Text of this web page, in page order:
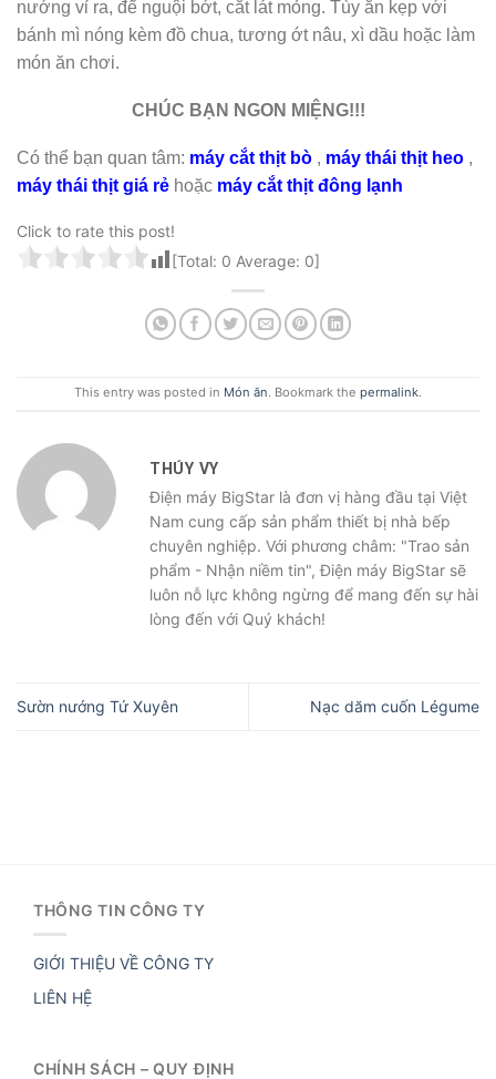
nướng vỉ ra, để nguội bớt, cắt lát mỏng. Tùy ăn kẹp với
bánh mì nóng kèm đồ chua, tương ớt nâu, xì dầu hoặc làm
món ăn chơi.
CHÚC BẠN NGON MIỆNG!!!
Có thể bạn quan tâm: máy cắt thịt bò , máy thái thịt heo ,
máy thái thịt giá rẻ hoặc máy cắt thịt đông lạnh
Click to rate this post!
[Total: 0 Average: 0]
This entry was posted in Món ăn. Bookmark the permalink.
THÚY VY
Điện máy BigStar là đơn vị hàng đầu tại Việt
Nam cung cấp sản phẩm thiết bị nhà bếp
chuyên nghiệp. Với phương châm: "Trao sản
phẩm - Nhận niềm tin", Điện máy BigStar sẽ
luôn nỗ lực không ngừng để mang đến sự hài
lòng đến với Quý khách!
Sườn nướng Tứ Xuyên Nạc dăm cuốn Légume
THÔNG TIN CÔNG TY
GIỚI THIỆU VỀ CÔNG TY
LIÊN HỆ
CHÍNH SÁCH – QUY ĐỊNH